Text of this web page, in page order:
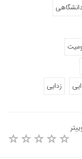
زدایی